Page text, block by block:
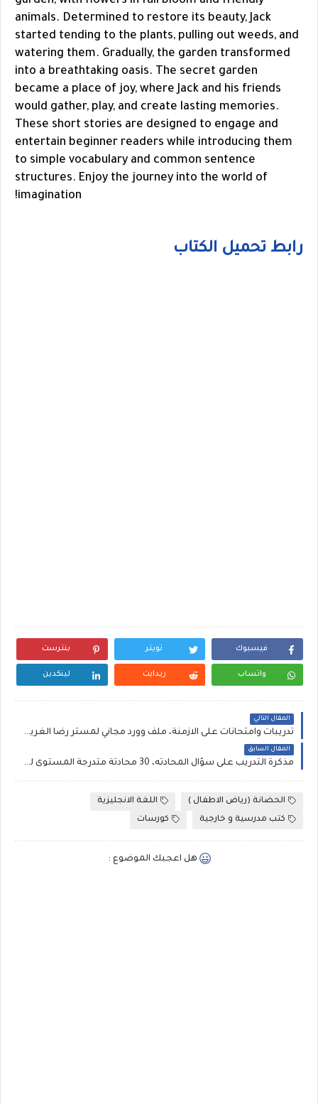
animals. Determined to restore its beauty, Jack
started tending to the plants, pulling out weeds, and
watering them. Gradually, the garden transformed
into a breathtaking oasis. The secret garden
became a place of joy, where Jack and his friends
would gather, play, and create lasting memories.
These short stories are designed to engage and
entertain beginner readers while introducing them
to simple vocabulary and common sentence
structures. Enjoy the journey into the world of
imagination!
رابط تحميل الكتاب
فيسبوك تويتر بنترست
واتساب ريدايت لينكدين
المقال التالي
تدريبات وامتحانات على الازمنة، ملف وورد مجاني لمستر رضا الغريب
المقال السابق
مذكرة التدريب على سؤال المحادثه، 30 محادثة متدرجة المستوى لمستر رضا الغريب
الحضانة (رياض الاطفال )
اللغة الانجليزية
كتب مدرسية و خارجية
كورسات
هل اعجبك الموضوع :